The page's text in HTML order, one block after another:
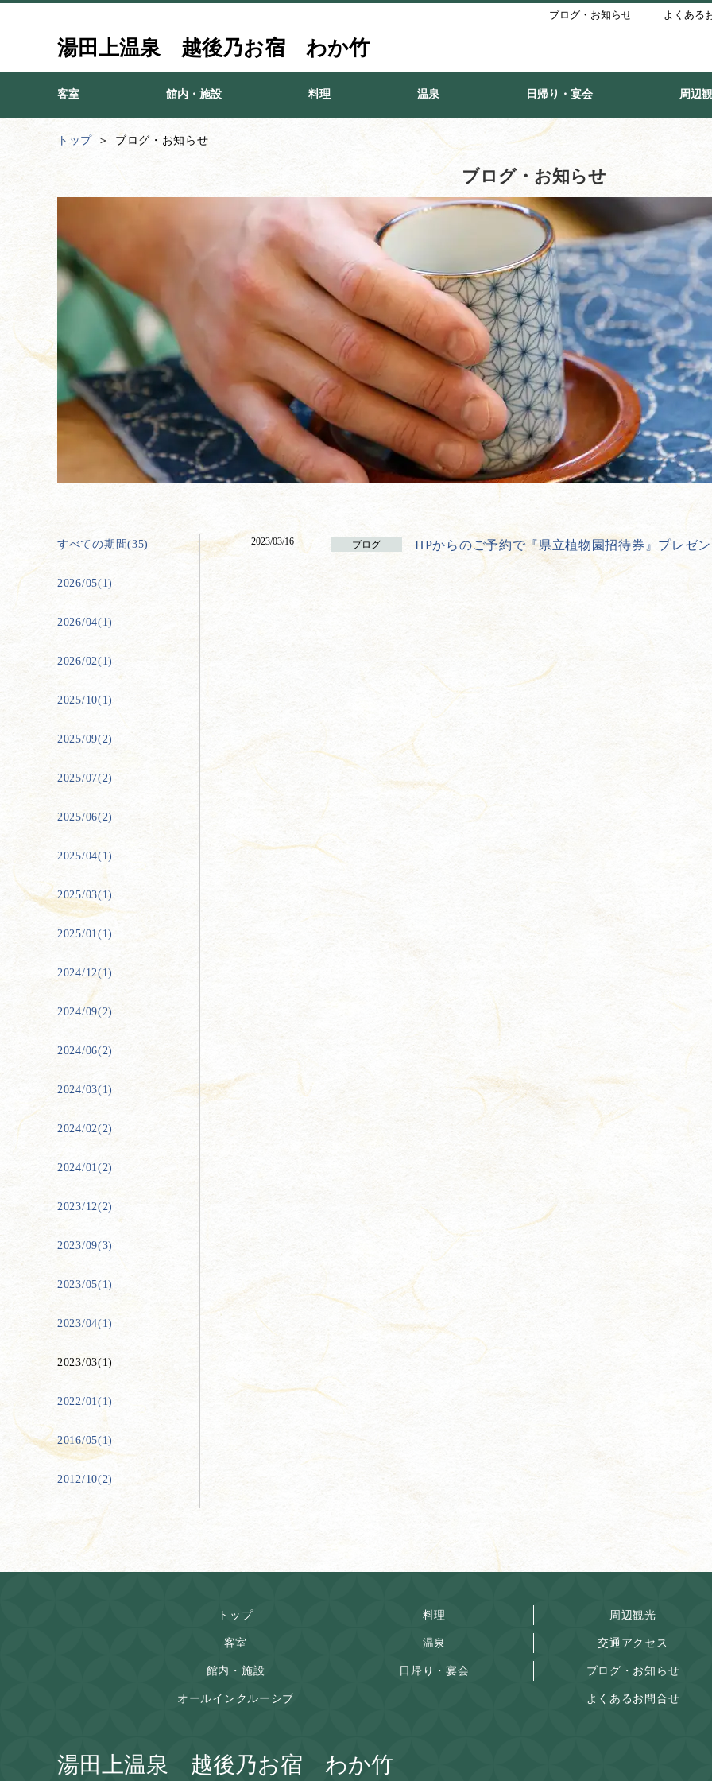
ブログ・お知らせ よくある
湯田上温泉 越後乃お宿 わか竹
客室 館内・施設 料理 温泉 日帰り・宴会 周辺
トップ ブログ・お知らせ
ブログ・お知らせ
すべての期間(35)
2026/05(1)
2026/04(1)
2026/02(1)
2025/10(1)
2025/09(2)
2025/07(2)
2025/06(2)
2025/04(1)
2025/03(1)
2025/01(1)
2024/12(1)
2024/09(2)
2024/06(2)
2024/03(1)
2024/02(2)
2024/01(2)
2023/12(2)
2023/09(3)
2023/05(1)
2023/04(1)
2023/03(1)
2022/01(1)
2016/05(1)
2012/10(2)
2023/03/16 ブログ HPからのご予約で『県立植物園招待券』プレゼ
トップ
客室
館内・施設
オールインクルーシブ
料理
温泉
日帰り・宴会
周辺観光
交通アクセス
ブログ・お知らせ
よくあるお問合せ
湯田上温泉 越後乃お宿 わか竹